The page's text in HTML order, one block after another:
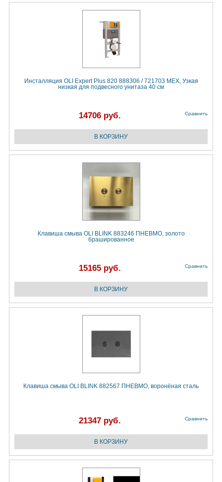
Инсталляция OLI Expert Plus 820 888306 / 721703 МЕХ, Узкая
низкая для подвесного унитаза 40 см
14706 руб. Сравнить
Клавиша смыва OLI BLINK 883246 ПНЕВМО, золото
брашированное
15165 руб. Сравнить
Клавиша смыва OLI BLINK 882567 ПНЕВМО, воронёная сталь
21347 руб. Сравнить